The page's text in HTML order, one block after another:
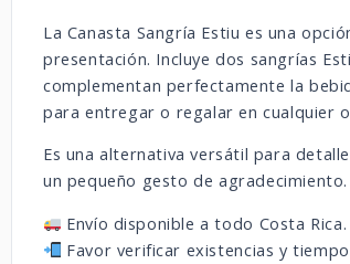
La Canasta Sangría Estiu es una
presentación. Incluye dos sangrías
complementan perfectamente la
para entregar o regalar en cualquier
Es una alternativa versátil para
un pequeño gesto de agradecimiento.
Envío disponible a todo Costa Rica.
Favor verificar existencias y